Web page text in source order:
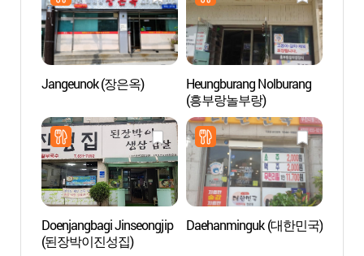
Jangeunok (장은옥)
Heungburang Nolburang
(흥부랑놀부랑)
Doenjangbagi Jinseongjip
(된장박이진성집)
Daehanminguk (대한민국)